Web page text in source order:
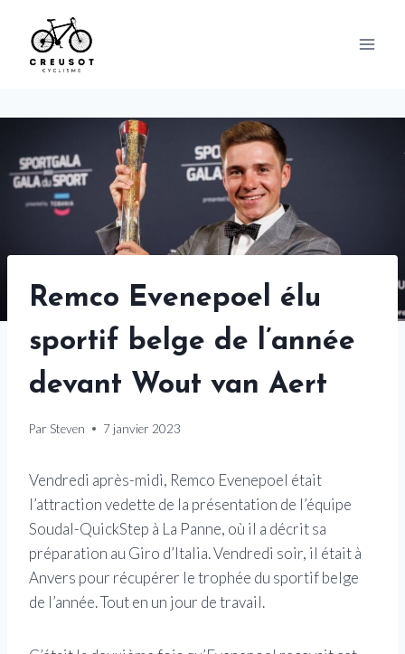
content
Remco Evenepoel élu
sportif belge de l’année
devant Wout van Aert
Par Steven 7 janvier 2023
Vendredi après-midi, Remco Evenepoel était
l’attraction vedette de la présentation de l’équipe
Soudal-QuickStep à La Panne, où il a décrit sa
préparation au Giro d’Italia. Vendredi soir, il était à
Anvers pour récupérer le trophée du sportif belge
de l’année. Tout en un jour de travail.